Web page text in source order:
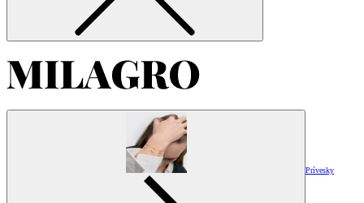
Prívesky